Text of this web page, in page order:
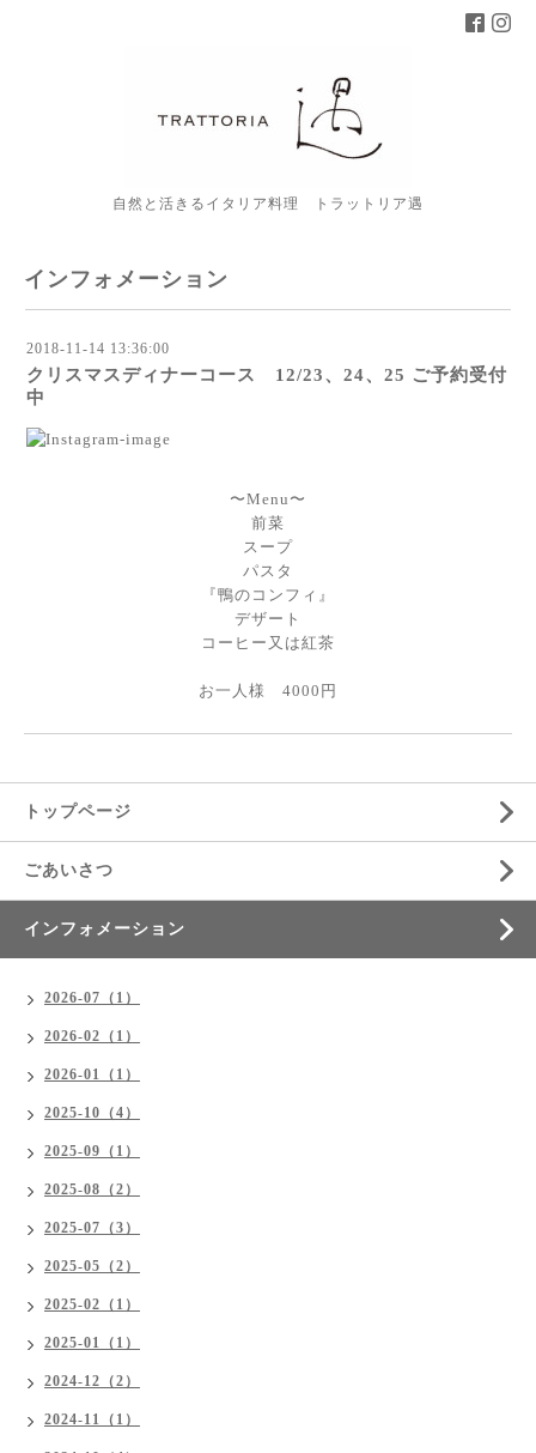
自然と活きるイタリア料理 トラットリア遇
インフォメーション
2018-11-14 13:36:00
クリスマスディナーコース 12/23、24、25 ご予約受付
中
〜Menu〜
前菜
スープ
パスタ
『鴨のコンフィ』
デザート
コーヒー又は紅茶
お一人様 4000円
トップページ
ごあいさつ
インフォメーション
2026-07（1）
2026-02（1）
2026-01（1）
2025-10（4）
2025-09（1）
2025-08（2）
2025-07（3）
2025-05（2）
2025-02（1）
2025-01（1）
2024-12（2）
2024-11（1）